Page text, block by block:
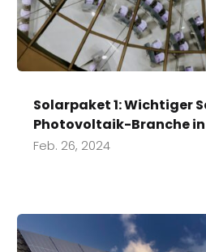
Solarpaket 1: Wichtiger
Photovoltaik-Branche
Feb. 26, 2024